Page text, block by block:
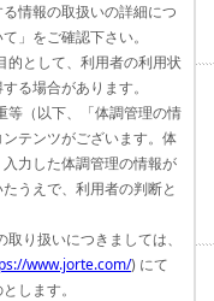
情報の取扱いの詳細につ
」をご確認下さい。
的として、利用者の利用状
る場合があります。
等（以下、「体調管理の情
テンツがございます。体
力した体調管理の情報が
うえで、利用者の判断と
り扱いにつきましては、
www.jorte.com/) にて
します。